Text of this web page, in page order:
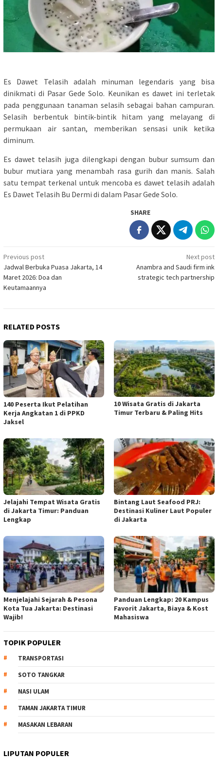
Es Dawet Telasih adalah minuman legendaris yang bisa
dinikmati di Pasar Gede Solo. Keunikan es dawet ini terletak
pada penggunaan tanaman selasih sebagai bahan campuran.
Selasih berbentuk bintik-bintik hitam yang melayang di
permukaan air santan, memberikan sensasi unik ketika
diminum.
Es dawet telasih juga dilengkapi dengan bubur sumsum dan
bubur mutiara yang menambah rasa gurih dan manis. Salah
satu tempat terkenal untuk mencoba es dawet telasih adalah
Es Dawet Telasih Bu Dermi di dalam Pasar Gede Solo.
SHARE
Post
navigation
Previous post
Jadwal Berbuka Puasa Jakarta, 14
Maret 2026: Doa dan
Keutamaannya
Next post
Anambra and Saudi firm ink
strategic tech partnership
RELATED POSTS
140 Peserta Ikut Pelatihan
Kerja Angkatan 1 di PPKD
Jaksel
10 Wisata Gratis di Jakarta
Timur Terbaru & Paling Hits
Jelajahi Tempat Wisata Gratis
di Jakarta Timur: Panduan
Lengkap
Bintang Laut Seafood PRJ:
Destinasi Kuliner Laut Populer
di Jakarta
Menjelajahi Sejarah & Pesona
Kota Tua Jakarta: Destinasi
Wajib!
Panduan Lengkap: 20 Kampus
Favorit Jakarta, Biaya & Kost
Mahasiswa
TOPIK POPULER
TRANSPORTASI
SOTO TANGKAR
NASI ULAM
TAMAN JAKARTA TIMUR
MASAKAN LEBARAN
LIPUTAN POPULER